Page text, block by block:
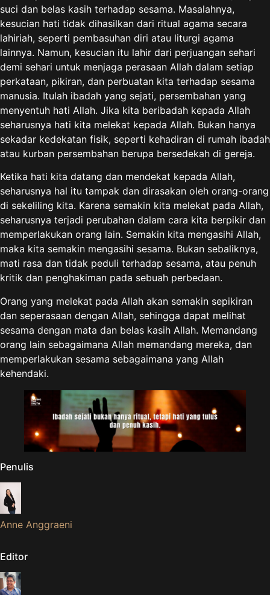
suci dan belas kasih terhadap sesama. Masalahnya,
kesucian hati tidak dihasilkan dari ritual agama secara
lahiriah, seperti pembasuhan diri atau liturgi agama
lainnya. Namun, kesucian itu lahir dari perjuangan sehari
demi sehari untuk menjaga perasaan Allah dalam setiap
perkataan, pikiran, dan perbuatan kita terhadap sesama
manusia. Itulah ibadah yang sejati, persembahan yang
menyentuh hati Allah. Jika kita beribadah kepada Allah
seharusnya hati kita melekat kepada Allah. Bukan hanya
sekadar kedekatan fisik, seperti kehadiran di rumah ibadah
atau kurban persembahan berupa bersedekah di gereja.
Ketika hati kita datang dan mendekat kepada Allah,
seharusnya hal itu tampak dan dirasakan oleh orang-orang
di sekeliling kita. Karena semakin kita melekat pada Allah,
seharusnya terjadi perubahan dalam cara kita berpikir dan
memperlakukan orang lain. Semakin kita mengasihi Allah,
maka kita semakin mengasihi sesama. Bukan sebaliknya,
mati rasa dan tidak peduli terhadap sesama, atau penuh
kritik dan penghakiman pada sebuah perbedaan.
Orang yang melekat pada Allah akan semakin sepikiran
dan seperasaan dengan Allah, sehingga dapat melihat
sesama dengan mata dan belas kasih Allah. Memandang
orang lain sebagaimana Allah memandang mereka, dan
memperlakukan sesama sebagaimana yang Allah
kehendaki.
Penulis
Anne Anggraeni
Editor